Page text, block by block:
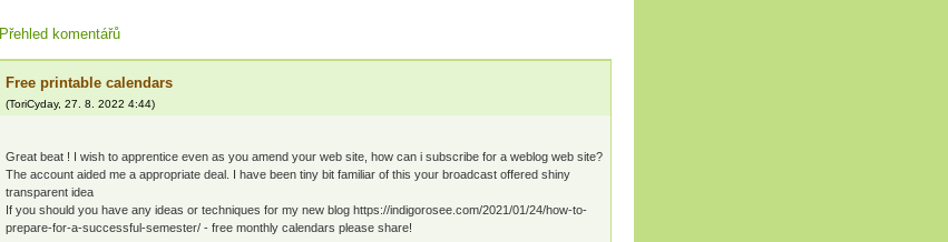
Přehled komentářů
Free printable calendars
(ToriCyday, 27. 8. 2022 4:44)
Great beat ! I wish to apprentice even as you amend your web site, how can i subscribe for a weblog web site?
The account aided me a appropriate deal. I have been tiny bit familiar of this your broadcast offered shiny
transparent idea
If you should you have any ideas or techniques for my new blog https://indigorosee.com/2021/01/24/how-to-
prepare-for-a-successful-semester/ - free monthly calendars please share!